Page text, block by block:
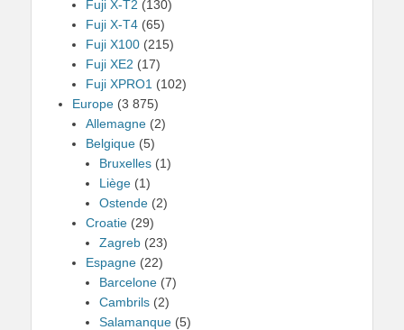
Fuji X-T2 (130)
Fuji X-T4 (65)
Fuji X100 (215)
Fuji XE2 (17)
Fuji XPRO1 (102)
Europe (3 875)
Allemagne (2)
Belgique (5)
Bruxelles (1)
Liège (1)
Ostende (2)
Croatie (29)
Zagreb (23)
Espagne (22)
Barcelone (7)
Cambrils (2)
Salamanque (5)